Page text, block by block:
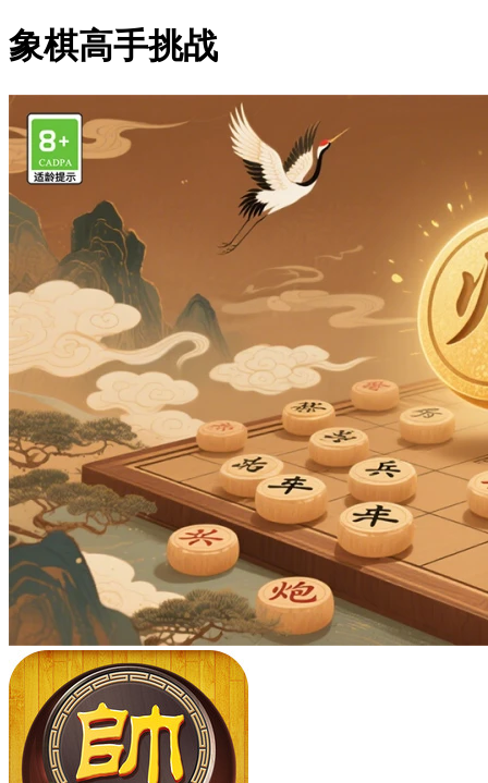
象棋高手挑战